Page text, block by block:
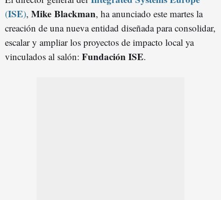
(ISE), Mike Blackman, ha anunciado este martes la
creación de una nueva entidad diseñada para consolidar,
escalar y ampliar los proyectos de impacto local ya
vinculados al salón: Fundación ISE.